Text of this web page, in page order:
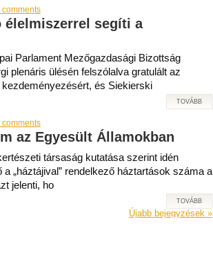
comments
élelmiszerrel segíti a
Parlament Mezőgazdasági Bizottság
plenáris ülésén felszólalva gratulált az
és Siekierski
TOVÁBB
comments
az Egyesült Államokban
társaság kutatása szerint idén
a „háztájival” rendelkező háztartások száma a
jelenti, ho
TOVÁBB
Újabb bejegyzések »